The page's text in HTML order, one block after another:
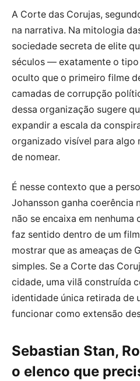
A Corte das Corujas,
na narrativa. Na mitologia
sociedade secreta de elite
séculos — exatamente o
oculto que o primeiro filme
camadas de corrupção
dessa organização sugere
expandir a escala da
organizado visível para algo
de nomear.
É nesse contexto que a
Johansson ganha coerência
não se encaixa em
faz sentido dentro de um
mostrar que as ameaças de
simples. Se a Corte das
cidade, uma vilã construída
identidade única retirada de
funcionar como extensão
Sebastian Stan,
o elenco que